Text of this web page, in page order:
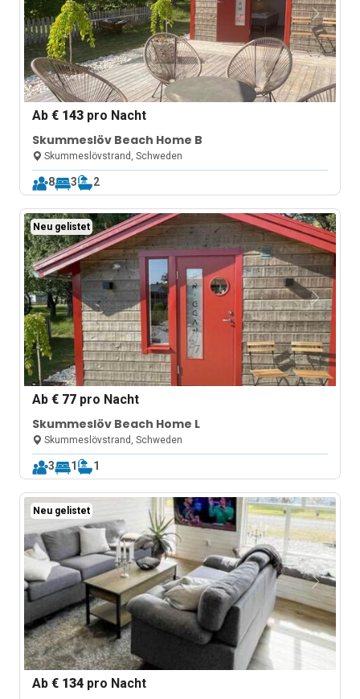
Ab€ 143 pro Nacht
Skummeslöv Beach Home B
Skummeslövstrand, Schweden
8 3 2
Neu gelistet
Ab€ 77 pro Nacht
Skummeslöv Beach Home L
Skummeslövstrand, Schweden
3 1 1
Neu gelistet
Ab€ 134 pro Nacht